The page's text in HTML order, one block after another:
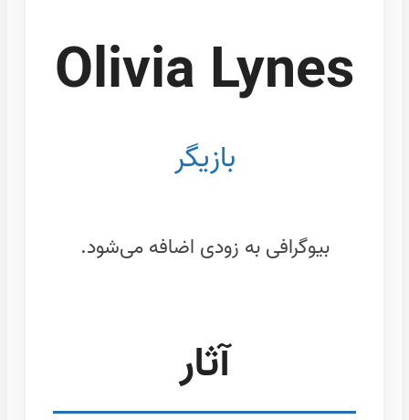
Olivia Lynes
بازیگر
بیوگرافی به زودی اضافه می‌شود.
آثار